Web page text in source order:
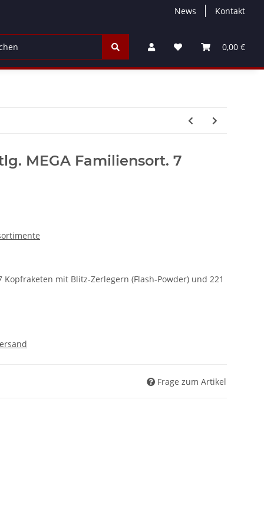
News Kontakt
0,00 €
/ Werbung Rauch & Bengalfeuerwerk Jugend &
MEGA Familiensort. 7
mit Blitz-Zerlegern (Flash-Powder) und 221
Frage zum Artikel